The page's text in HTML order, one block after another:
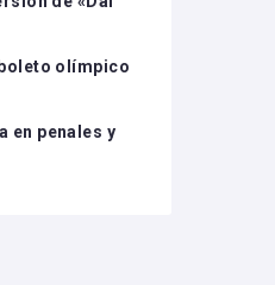
olímpico
en penales y